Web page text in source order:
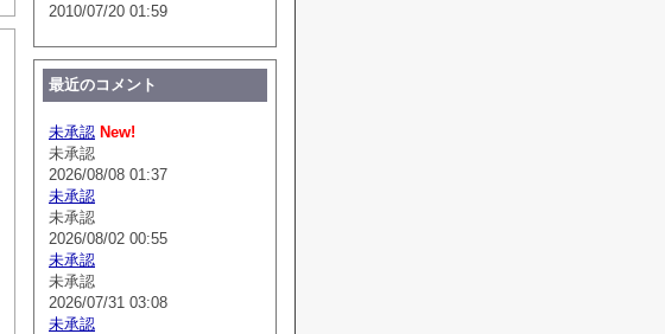
2010/07/20 01:59
最近のコメント
未承認 New!
未承認
2026/08/08 01:37
未承認
未承認
2026/08/02 00:55
未承認
未承認
2026/07/31 03:08
未承認